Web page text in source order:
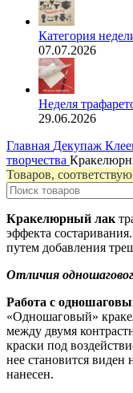
Категория
07.07.2026
Неделя
29.06.2026
Главная Декупаж
творчества
Товаров,
Кракелюрный лак
эффекта состаривания.
путем добавления
Отличия
Работа с
«Одношаговый»
между двумя
краски под
нее становится
нанесен.